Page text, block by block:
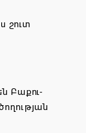
ԿՈՒՆԵՆԱՆ
մասին
շուտ
Բաքու-